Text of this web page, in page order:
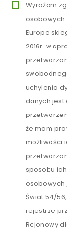
Wyrażam
osobowych
2016r. w
uchylenia
danych jest
że mam
możliwości
sposobu
osobowych
Świat 54/
rejestrze
Rejonowy